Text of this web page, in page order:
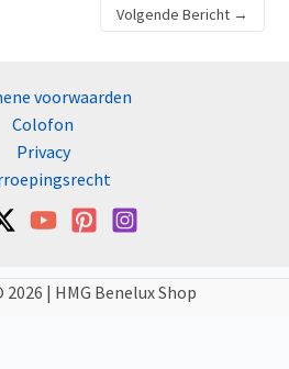
Volgende Bericht →
voorwaarden
Colofon
Privacy
| HMG Benelux Shop